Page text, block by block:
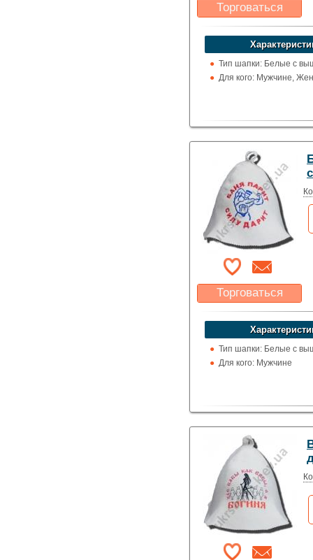
Торговаться
Какая цена Вас
устроит?
Указать цену
Тип шапки: Белые с
Для кого: Мужчине,
Торговаться
Какая цена Вас
устроит?
Указать цену
Тип шапки: Белые с
Для кого: Мужчине